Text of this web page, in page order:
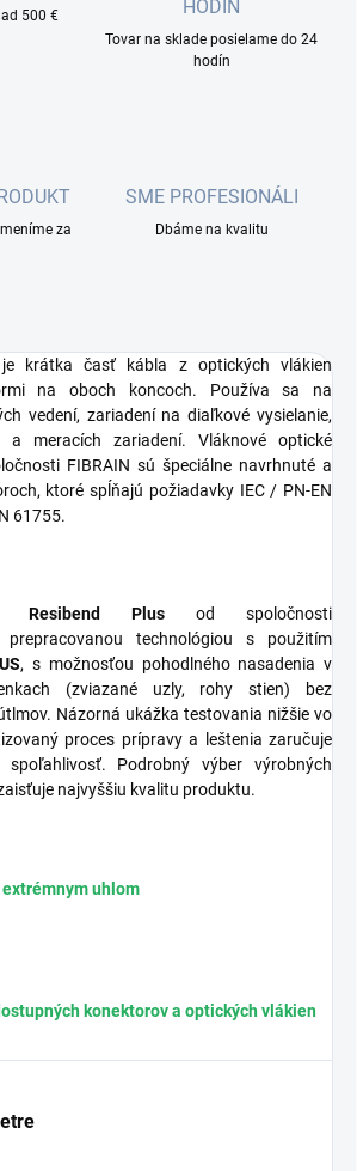
500 €
HODÍN
Tovar na sklade posielame do 24
hodín
za
SME PROFESIONÁLI
Dbáme na kvalitu
krátka časť kábla z optických vlákien
na oboch koncoch. Používa sa na
vedení, zariadení na diaľkové vysielanie,
a meracích zariadení. Vláknové optické
FIBRAIN sú špeciálne navrhnuté a
ktoré spĺňajú požiadavky IEC / PN-EN
61755.
Resibend Plus od spoločnosti
prepracovanou technológiou s použitím
, s možnosťou pohodlného nasadenia v
(zviazané uzly, rohy stien) bez
Názorná ukážka testovania nižšie vo
proces prípravy a leštenia zaručuje
Podrobný výber výrobných
najvyššiu kvalitu produktu.
uhlom
konektorov a optických vlákien